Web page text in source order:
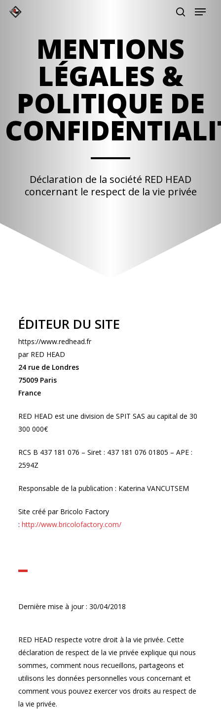
MENTIONS
LÉGALES &
POLITIQUE DE
Déclaration de la société RED HEAD
concernant le respect de la vie privée
ÉDITEUR DU SITE
https://www.redhead.fr
par RED HEAD
24 rue de Londres
75009 Paris
France
RED HEAD est une division de SPIT SAS au capital de 30
300 000€
RCS B 437 181 076 – Siret : 437 181 076 01805 – APE :
2594Z
Responsable de la publication : Katerina VANCUTSEM
Site créé par Bricolo Factory
: http://www.bricolofactory.com/
Dernière mise à jour : 30/04/2018
RED HEAD respecte votre droit à la vie privée. Cette
déclaration de respect de la vie privée explique qui nous
sommes, comment nous recueillons, partageons et
utilisons les données personnelles vous concernant et
comment vous pouvez exercer vos droits au respect de
la vie privée.
Gérer mes préférences